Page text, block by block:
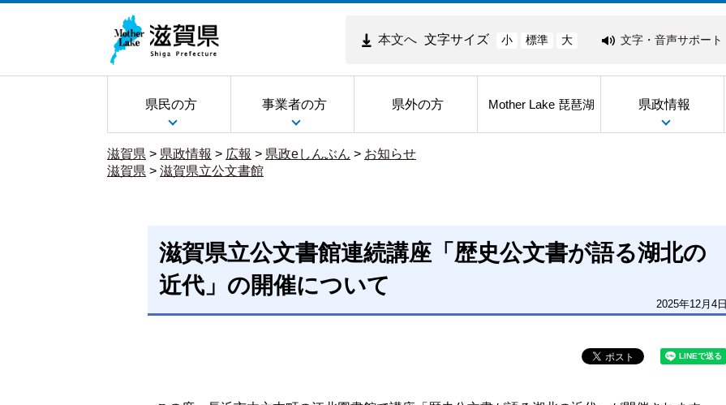
本文へ 文字サイズ 小 標準 大 文字・音声サポート
県民の方 事業者の方 県外の方 Mother Lake 琵琶湖 県政情報
滋賀県 > 県政情報 > 広報 > 県政eしんぶん > お知らせ
滋賀県 > 滋賀県立公文書館
滋賀県立公文書館連続講座「歴史公文書が語る湖北の
近代」の開催について
2025年12月4日